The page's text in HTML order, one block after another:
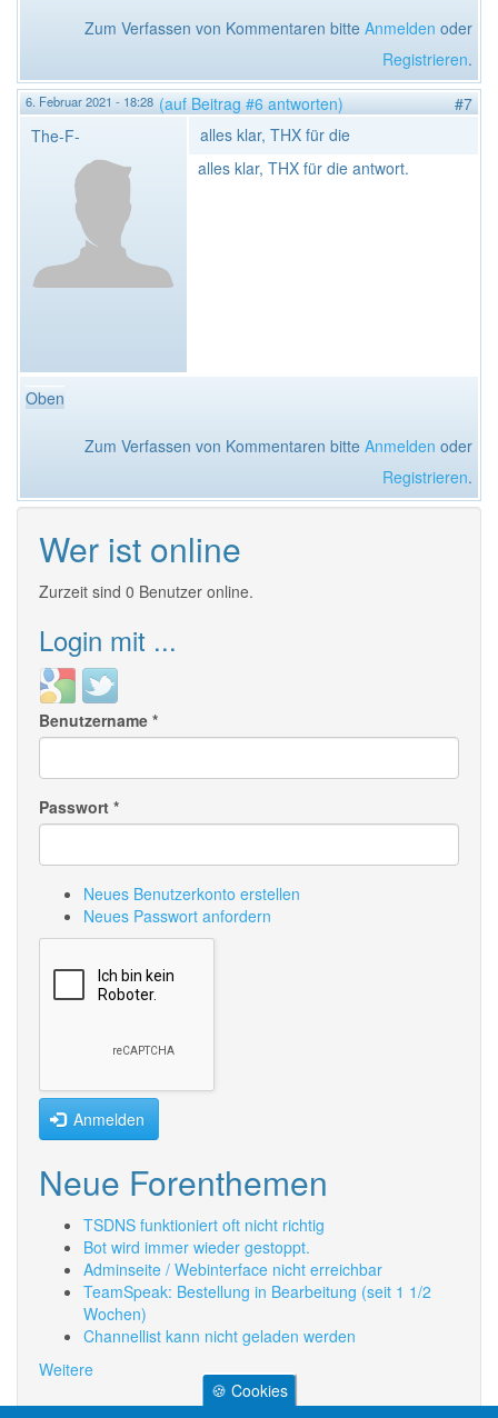
Zum Verfassen von Kommentaren bitte Anmelden oder
Registrieren.
6. Februar 2021 - 18:28 (auf Beitrag #6 antworten)
#7
The-F-
alles klar, THX für die
alles klar, THX für die antwort.
Oben
Zum Verfassen von Kommentaren bitte Anmelden oder
Registrieren.
Wer ist online
Zurzeit sind 0 Benutzer online.
Login mit ...
Login
with
Google
Login
with
Twitter
Benutzername *
Passwort *
Neues Benutzerkonto erstellen
Neues Passwort anfordern
Anmelden
Neue Forenthemen
TSDNS funktioniert oft nicht richtig
Bot wird immer wieder gestoppt.
Adminseite / Webinterface nicht erreichbar
TeamSpeak: Bestellung in Bearbeitung (seit 1 1/2
Wochen)
Channellist kann nicht geladen werden
Weitere
🍪 Cookies